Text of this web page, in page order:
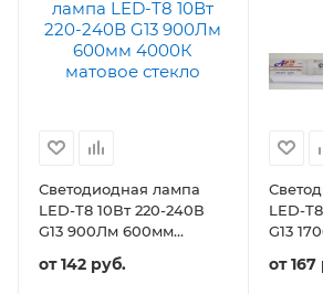
Светодиодная лампа
LED-T8 10Вт 220-240В
G13 900Лм 600мм
от142 руб.
LED-
G13
от167